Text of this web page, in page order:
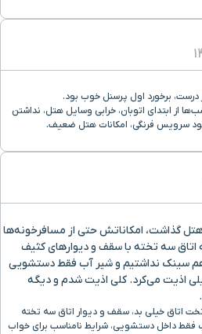
برخورد اول پرسنل خوب بود.
از ابتدای اتوبان، خرابی وسایل هتل، نداشتن
سرویس فرنگی، امکانات هتل ضعیف.
گذاشت، امکاناتش حتی از مسافرخونه‌ها
اتاق سه تخته با سقف و دیوارهای کثیف
هم سینک نداشتیم و شیر آب فقط دستشویی
اذیت می‌کرد. کلی اذیت شدم و دیگه
اتاق خیلی بد، سقف و دیوار اتاق سه تخته
فقط داخل دستشویی، شرایط نامناسب برای خواب